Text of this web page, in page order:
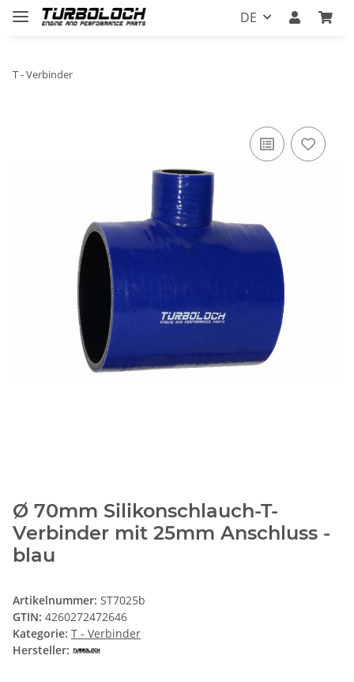
DE
T - Verbinder
Ø 70mm Silikonschlauch-T-
Verbinder mit 25mm Anschluss -
blau
Artikelnummer: ST7025b
GTIN: 4260272472646
Kategorie: T - Verbinder
Hersteller: